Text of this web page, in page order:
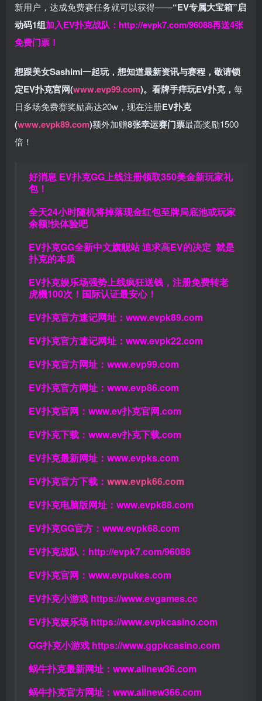
新用户，达成免费赛任务就可以获得——“EV专属大宝箱”启
动码1组加入EV扑克战队： http://evpk7.com/96088再送4张
免费门票！
想跟美女Sashimi一起玩， 想知道最新资讯与赛程， 敬请锁
定EV扑克官网(www.evp99.com)。 看牌手痒玩EV扑克， 每
日多场免费赛奖励高达20w，现在注册EV扑克
(www.evpk89.com)额外加赠8张幸运赛门票最高奖励1500
倍！
好消息 EV扑克GG上线注册领取350美金新玩家礼
包！
全天24小时随机将掉落现金红包至牌局底池或玩家
余额!快体验吧
EV扑克GG全新中文旗舰站追求高EV的决定 就是
扑克的本质
EV扑克娱乐场强势上线疯狂送钱，注册免费转老
虎機100次！国际认证最安心！
EV扑克官方速记网址： www.evpk89.com
EV扑克官方速记网址： www.evpk22.com
EV扑克官方网址： www.evp99.com
EV扑克官方网址： www.evp86.com
EV扑克官网： www.ev扑克官网.com
EV扑克下载： www.ev扑克下载.com
EV扑克最新网址： www.evpks.com
EV扑克官方下载： www.evpk66.com
EV扑克电脑版网址： www.evpk88.com
EV扑克GG官方： www.evpk68.com
EV扑克战队： http://evpk7.com/96088
EV扑克官网： www.evpukes.com
EV扑克小游戏 https://www.evgames.cc
EV扑克娱乐场 https://www.evpkcasino.com
GG扑克小游戏 https://www.ggpkcasino.com
蜗牛扑克最新网址： www.allnew36.com
蜗牛扑克官方网址： www.allnew366.com